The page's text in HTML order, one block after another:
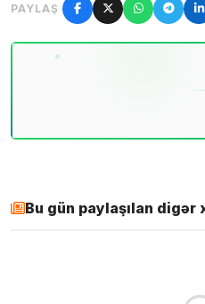
PAYLAŞ
Bu gün paylaşılan digər